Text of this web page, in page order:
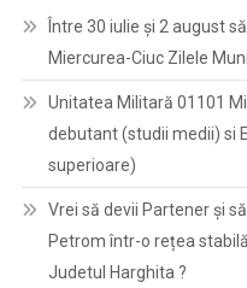
Între 30 iulie și 2 august
Miercurea-Ciuc Zilele
Unitatea Militară 01101
debutant (studii medii) si
superioare)
Vrei să devii Partener și
Petrom într-o rețea
Judetul Harghita ?